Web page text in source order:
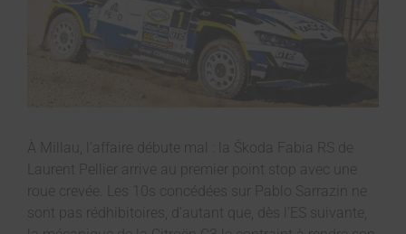
À Millau, l’affaire débute mal : la Škoda Fabia RS de
Laurent Pellier arrive au premier point stop avec une
roue crevée. Les 10s concédées sur Pablo Sarrazin ne
sont pas rédhibitoires, d’autant que, dès l’ES suivante,